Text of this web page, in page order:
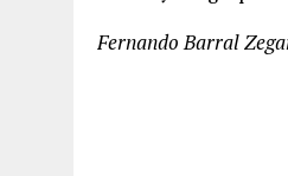
Fernando Barral